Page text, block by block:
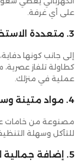
على أي غرفة.
3. متعددة الاستخدامات:
إلى جانب كونها
كطاولة تلفاز
عملية في منزلك.
4. مواد متينة وسهلة التنظيف:
مصنوعة من خامات
للتآكل وسهلة
5. إضافة جمالية للديكور: